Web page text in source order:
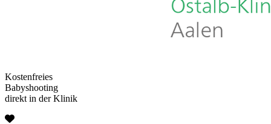
Kostenfreies
Babyshooting
direkt in der Klinik